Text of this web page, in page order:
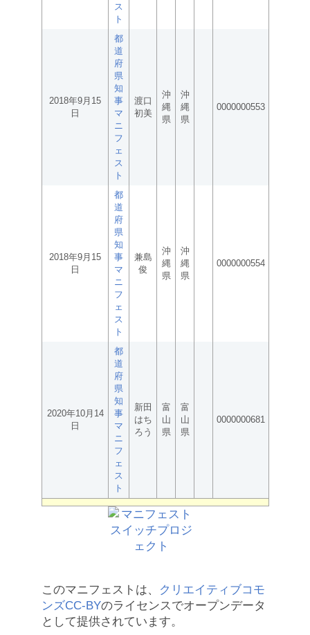
ス
ト
2018年9月15
日
都
道
府
県
知
事
マ
ニ
フ
ェ
ス
ト
渡口
初美
沖
縄
県
沖
縄
県
0000000553
2018年9月15
日
都
道
府
県
知
事
マ
ニ
フ
ェ
ス
ト
兼島
俊
沖
縄
県
沖
縄
県
0000000554
2020年10月14
日
都
道
府
県
知
事
マ
ニ
フ
ェ
ス
ト
新田
はち
ろう
富
山
県
富
山
県
0000000681
このマニフェストは、
クリエイティブコモ
ンズCC-BYのライセンスでオープンデータ
として提供されています。